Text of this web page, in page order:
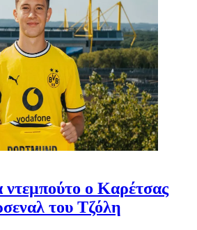
ντεμπούτο ο Καρέτσας
του Τζόλη